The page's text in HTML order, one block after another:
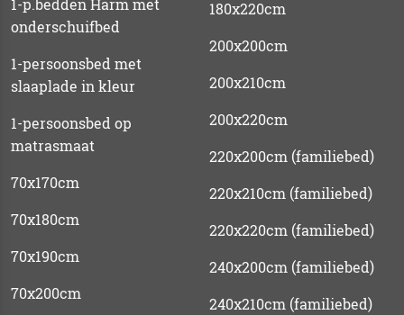
1-p.bedden Harm met
onderschuifbed
1-persoonsbed met
slaaplade in kleur
1-persoonsbed op
matrasmaat
70x170cm
70x180cm
70x190cm
70x200cm
180x220cm
200x200cm
200x210cm
200x220cm
220x200cm (familiebed)
220x210cm (familiebed)
220x220cm (familiebed)
240x200cm (familiebed)
240x210cm (familiebed)